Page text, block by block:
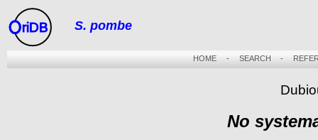
riDB S. pombe
HOME- SEARCH -
No